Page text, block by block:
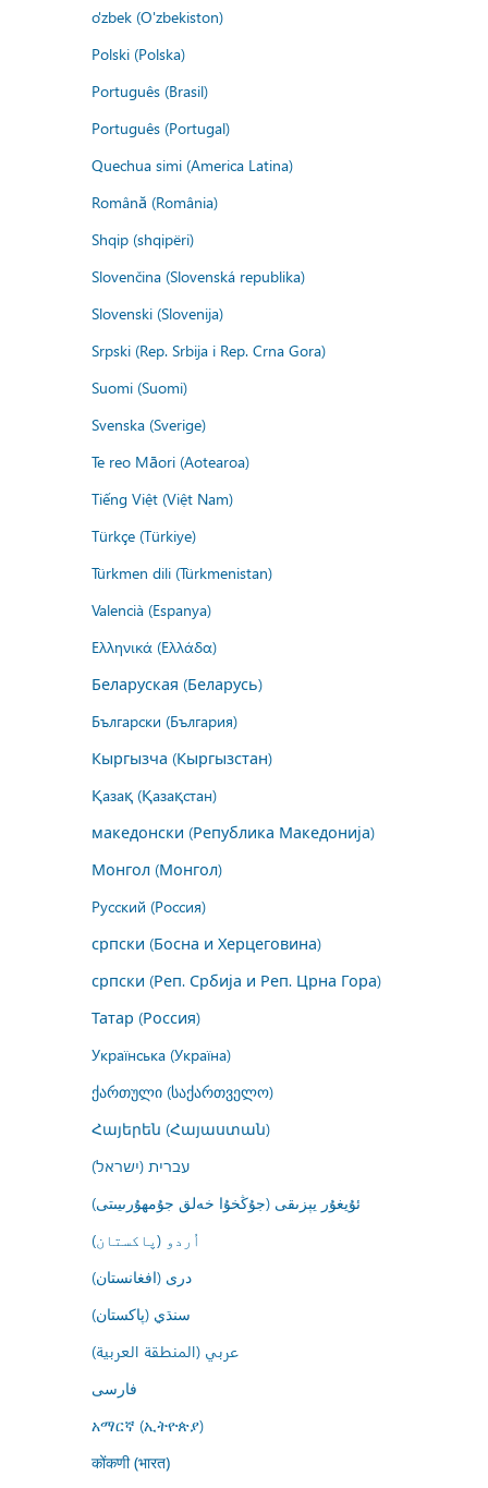
o'zbek (O'zbekiston)
Polski (Polska)
Português (Brasil)
Português (Portugal)
Quechua simi (America Latina)
Română (România)
Shqip (shqipëri)
Slovenčina (Slovenská republika)
Slovenski (Slovenija)
Srpski (Rep. Srbija i Rep. Crna Gora)
Suomi (Suomi)
Svenska (Sverige)
Te reo Māori (Aotearoa)
Tiếng Việt (Việt Nam)
Türkçe (Türkiye)
Türkmen dili (Türkmenistan)
Valencià (Espanya)
Ελληνικά (Ελλάδα)
Беларуская (Беларусь)
Български (България)
Кыргызча (Кыргызстан)
Қазақ (Қазақстан)
македонски (Република Македонија)
Монгол (Монгол)
Русский (Россия)
српски (Босна и Херцеговина)
српски (Реп. Србија и Реп. Црна Гора)
Татар (Россия)
Українська (Україна)
ქართული (საქართველო)
Հայերեն (Հայաստան)
עברית (ישראל)
ئۇيغۇر يېزىقى (جۇڭخۇا خەلق جۇمھۇرىيىتى)
اُردو (پاکستان)
درى (افغانستان)
سنڌي (پاکستان)
عربي (المنطقة العربية)
فارسى
አማርኛ (ኢትዮጵያ)
कोंकणी (भारत)